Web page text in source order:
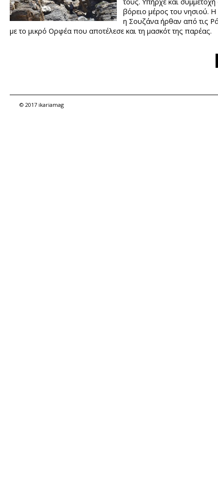
βόρειο μέρος του νησιού. Η
η Σουζάνα ήρθαν από τις
με το μικρό Ορφέα που αποτέλεσε και τη μασκότ της παρέας.
© 2017 ikariamag